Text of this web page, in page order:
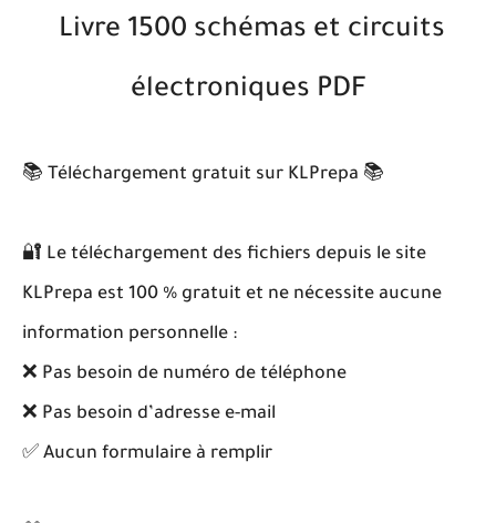
Livre 1500 schémas et circuits
électroniques PDF
📚 Téléchargement gratuit sur KLPrepa 📚
🔐 Le téléchargement des fichiers depuis le site
KLPrepa est 100 % gratuit et ne nécessite aucune
information personnelle :
❌ Pas besoin de numéro de téléphone
❌ Pas besoin d’adresse e-mail
✅ Aucun formulaire à remplir